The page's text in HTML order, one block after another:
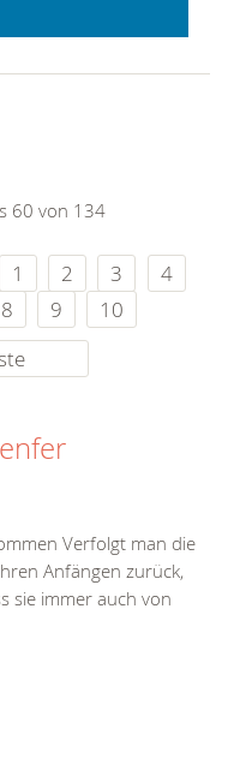
60 von 134
1 2 3
4
8 9
10
Verfolgt man die
Anfängen zurück,
sie immer auch von